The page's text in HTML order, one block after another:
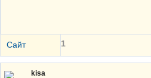
Сайт 1
kisa